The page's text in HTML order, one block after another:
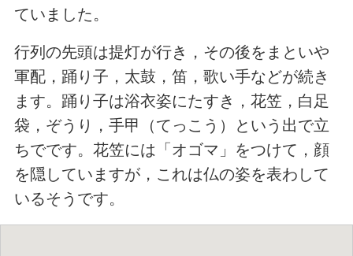
ていました。
行列の先頭は提灯が行き，その後をまといや
軍配，踊り子，太鼓，笛，歌い手などが続き
ます。踊り子は浴衣姿にたすき，花笠，白足
袋，ぞうり，手甲（てっこう）という出で立
ちでです。花笠には「オゴマ」をつけて，顔
を隠していますが，これは仏の姿を表わして
いるそうです。